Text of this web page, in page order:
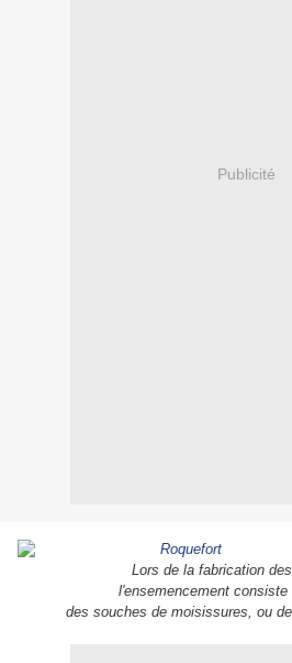
Publicité
Lors de la fabrication
l'ensemencement consiste
des souches de moisissures, ou